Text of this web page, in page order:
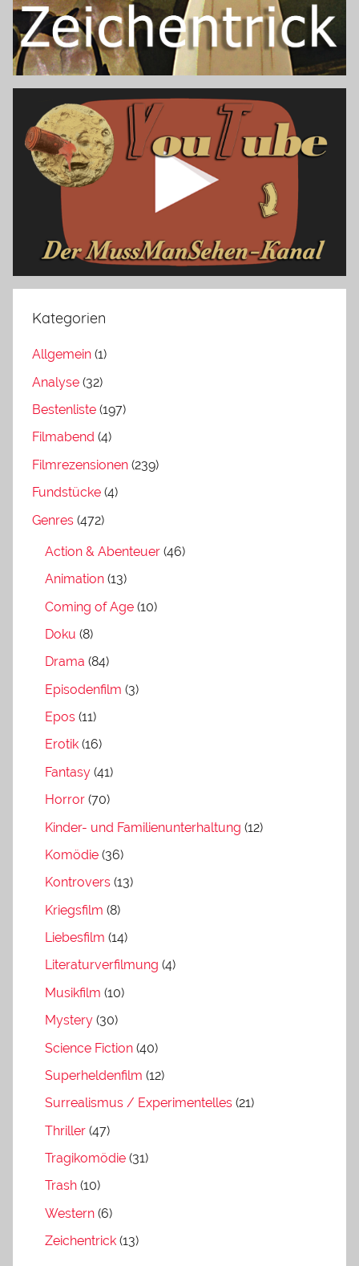
Kategorien
Allgemein (1)
Analyse (32)
Bestenliste (197)
Filmabend (4)
Filmrezensionen (239)
Fundstücke (4)
Genres (472)
Action & Abenteuer (46)
Animation (13)
Coming of Age (10)
Doku (8)
Drama (84)
Episodenfilm (3)
Epos (11)
Erotik (16)
Fantasy (41)
Horror (70)
Kinder- und Familienunterhaltung (12)
Komödie (36)
Kontrovers (13)
Kriegsfilm (8)
Liebesfilm (14)
Literaturverfilmung (4)
Musikfilm (10)
Mystery (30)
Science Fiction (40)
Superheldenfilm (12)
Surrealismus / Experimentelles (21)
Thriller (47)
Tragikomödie (31)
Trash (10)
Western (6)
Zeichentrick (13)